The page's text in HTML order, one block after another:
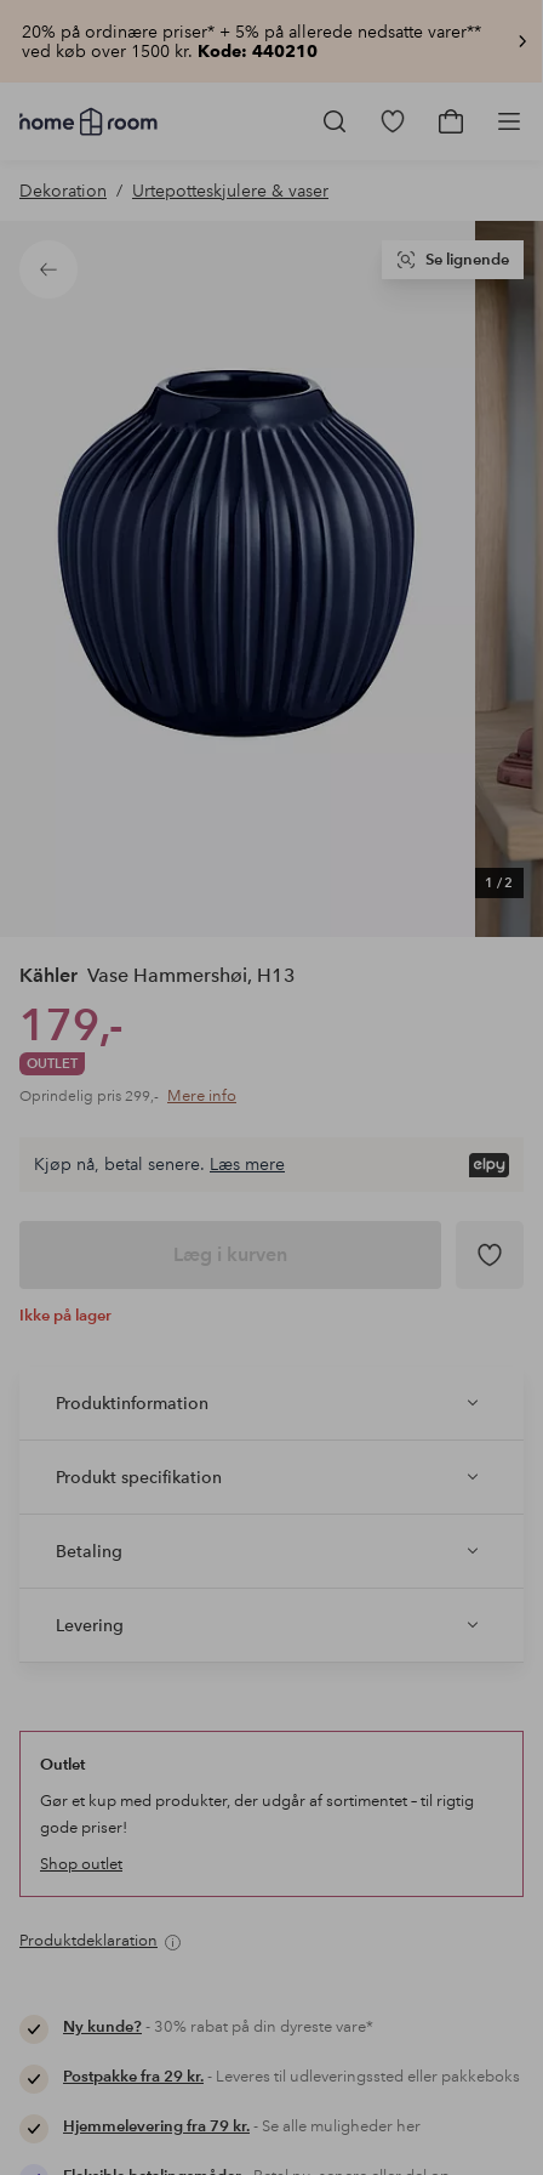
20% på ordinære priser* + 5% på allerede nedsatte varer**
ved køb over 1500 kr. Kode: 440210
Homeroom
–
hjemmet
pris
Gå
Gå
Dekoration Urtepotteskjulere & vaser
Tilbage
1 /2
Se lignende
Kähler Vase Hammershøi, H13
179,-
OUTLET
Oprindelig pris 299,- Mere info
Kjøp nå, betal senere. Læs mere
Læg i kurven
Ikke på lager
Produktinformation
Produkt specifikation
Betaling
Levering
Outlet
Gør et kup med produkter, der udgår af sortimentet – til rigtig
gode priser!
Shop outlet
Produktdeklaration
Ny kunde?- 30% rabat på din dyreste vare*
Postpakke fra 29 kr.- Leveres til udleveringssted eller pakkeboks
Hjemmelevering fra 79 kr.- Se alle muligheder her